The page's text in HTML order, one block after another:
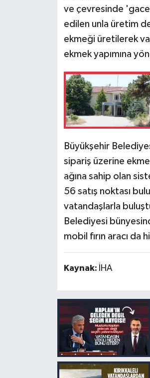
ve çevresinde
edilen unla üretim
ekmeği üretilerek
ekmek yapımına
Büyükşehir
sipariş üzerine
ağına sahip olan
56 satış noktası
vatandaşlarla
Belediyesi
mobil fırın aracı da
Kaynak: İHA